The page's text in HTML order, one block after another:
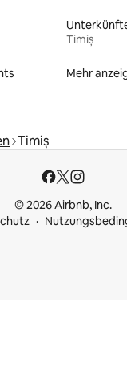
Timiș
Mehr
Timiș
© 2026 Airbnb, Inc.